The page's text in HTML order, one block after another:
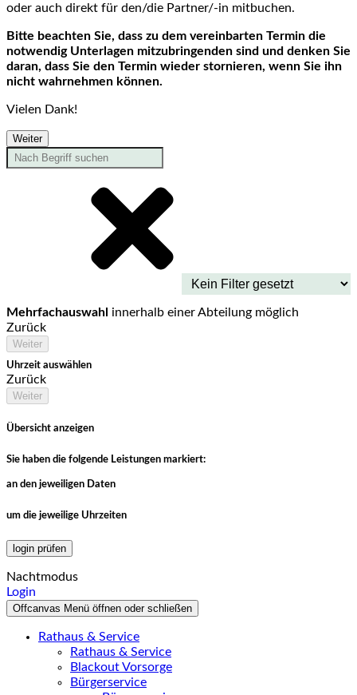
oder auch direkt für den/die Partner/-in mitbuchen.
Bitte beachten Sie, dass zu dem vereinbarten Termin die
notwendig Unterlagen mitzubringenden sind und denken Sie
daran, dass Sie den Termin wieder stornieren, wenn Sie ihn
nicht wahrnehmen können.
Vielen Dank!
Weiter
Mehrfachauswahl innerhalb einer Abteilung möglich
Zurück
Weiter
Uhrzeit auswählen
Zurück
Weiter
Übersicht anzeigen
Sie haben die folgende Leistungen markiert:
an den jeweiligen Daten
um die jeweilige Uhrzeiten
login prüfen
Nachtmodus
Login
Offcanvas Menü öffnen oder schließen
Rathaus & Service
Rathaus & Service
Blackout Vorsorge
Bürgerservice